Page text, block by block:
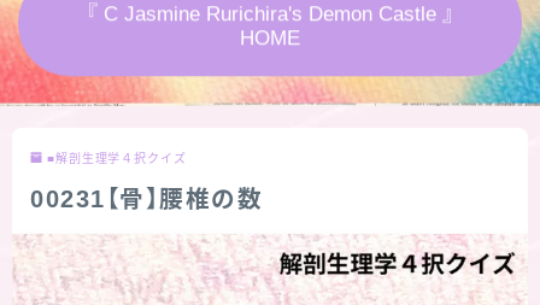
おすすめ商品＆レビュー
★スペシャルアロマハーブ４択クイズ (kindle出
お問い合わせ
『 C Jasmine Rurichira's Demon Castle 』
HOME
■解剖生理学４択クイズ
00231【骨】腰椎の数